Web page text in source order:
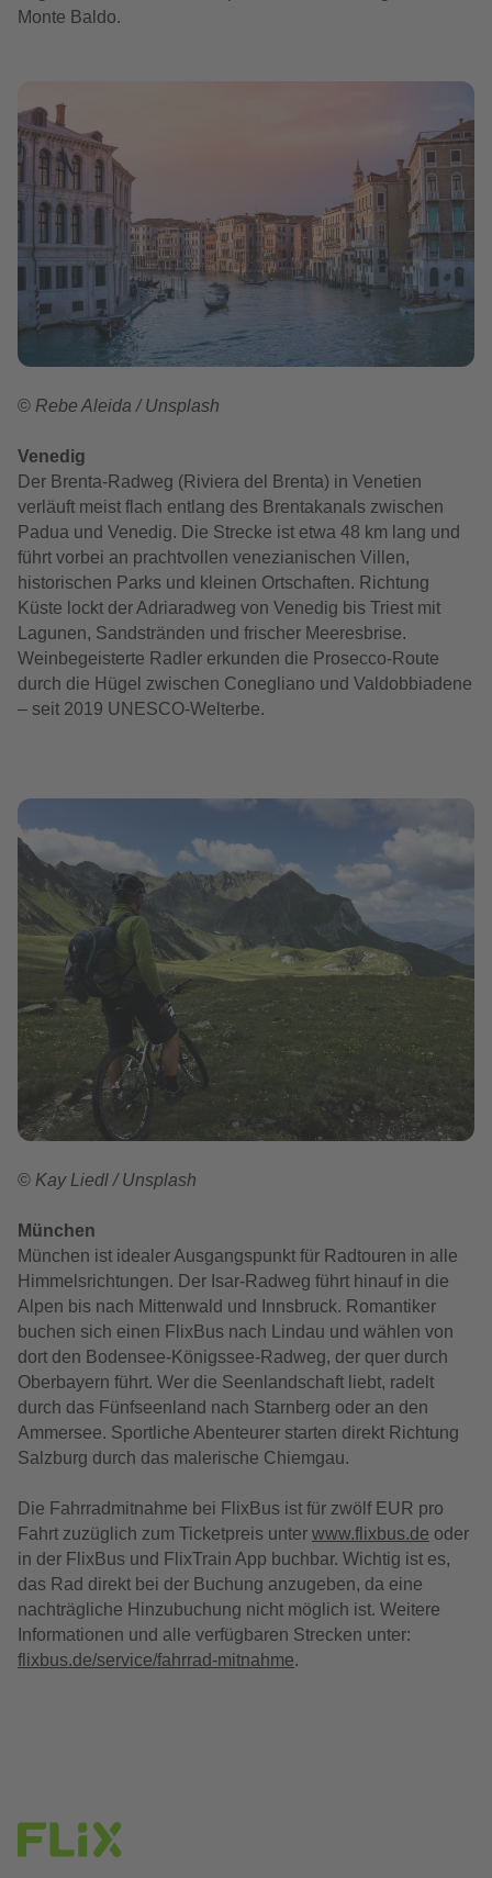
Monte Baldo.
© Rebe Aleida / Unsplash
Venedig
Der Brenta-Radweg (Riviera del Brenta) in Venetien
verläuft meist flach entlang des Brentakanals zwischen
Padua und Venedig. Die Strecke ist etwa 48 km lang und
führt vorbei an prachtvollen venezianischen Villen,
historischen Parks und kleinen Ortschaften. Richtung
Küste lockt der Adriaradweg von Venedig bis Triest mit
Lagunen, Sandstränden und frischer Meeresbrise.
Weinbegeisterte Radler erkunden die Prosecco-Route
durch die Hügel zwischen Conegliano und Valdobbiadene
– seit 2019 UNESCO-Welterbe.
© Kay Liedl / Unsplash
München
München ist idealer Ausgangspunkt für Radtouren in alle
Himmelsrichtungen. Der Isar-Radweg führt hinauf in die
Alpen bis nach Mittenwald und Innsbruck. Romantiker
buchen sich einen FlixBus nach Lindau und wählen von
dort den Bodensee-Königssee-Radweg, der quer durch
Oberbayern führt. Wer die Seenlandschaft liebt, radelt
durch das Fünfseenland nach Starnberg oder an den
Ammersee. Sportliche Abenteurer starten direkt Richtung
Salzburg durch das malerische Chiemgau.
Die Fahrradmitnahme bei FlixBus ist für zwölf EUR pro
Fahrt zuzüglich zum Ticketpreis unter www.flixbus.de oder
in der FlixBus und FlixTrain App buchbar. Wichtig ist es,
das Rad direkt bei der Buchung anzugeben, da eine
nachträgliche Hinzubuchung nicht möglich ist. Weitere
Informationen und alle verfügbaren Strecken unter:
flixbus.de/service/fahrrad-mitnahme.